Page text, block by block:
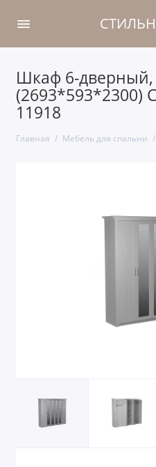
Шкаф 6-дверный,
(2693*593*2300)
11918
Главная Мебель для спальни